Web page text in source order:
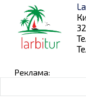
32
Реклама: